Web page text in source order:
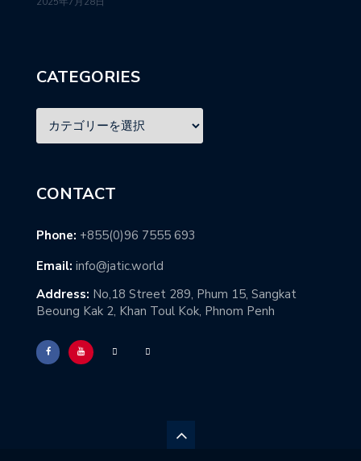
CATEGORIES
CONTACT
Phone: +855(0)96 7555 693
Email: info@jatic.world
Address: No,18 Street 289, Phum 15, Sangkat
Beoung Kak 2, Khan Toul Kok, Phnom Penh